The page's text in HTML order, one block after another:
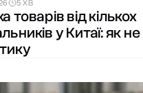
5 ХВ
товарів від кількох
у Китаї: як